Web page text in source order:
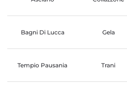
Bagni Di Lucca Gela
Tempio Pausania Trani